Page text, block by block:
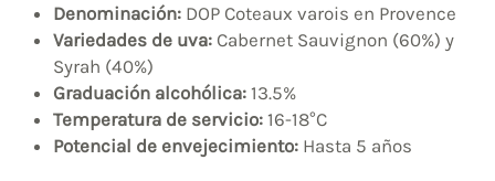
Denominación: DOP Coteaux varois en Provence
Variedades de uva: Cabernet Sauvignon (60%) y
Syrah (40%)
Graduación alcohólica: 13.5%
Temperatura de servicio: 16-18°C
Potencial de envejecimiento: Hasta 5 años